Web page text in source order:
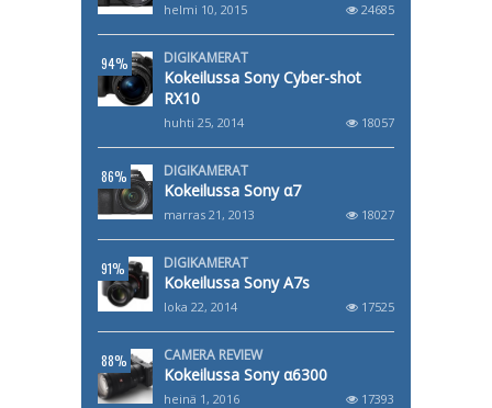
helmi 10, 2015 24685
94% DIGIKAMERAT
Kokeilussa Sony Cyber-shot
RX10
huhti 25, 2014 18057
86% DIGIKAMERAT
Kokeilussa Sony α7
marras 21, 2013 18027
91% DIGIKAMERAT
Kokeilussa Sony A7s
loka 22, 2014 17525
88% CAMERA REVIEW
Kokeilussa Sony α6300
heinä 1, 2016 17393